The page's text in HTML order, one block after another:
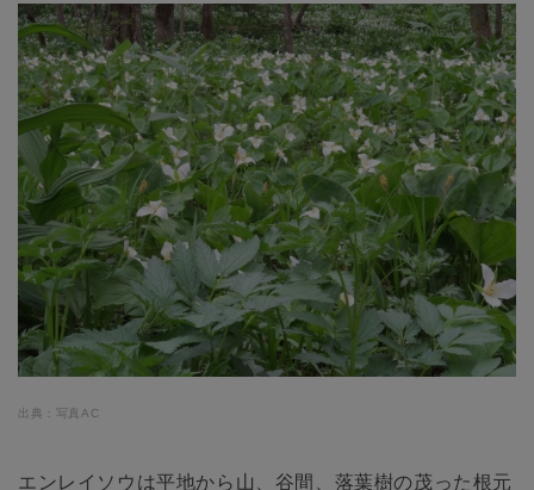
出典：写真AC
エンレイソウは平地から山、谷間、落葉樹の茂った根元